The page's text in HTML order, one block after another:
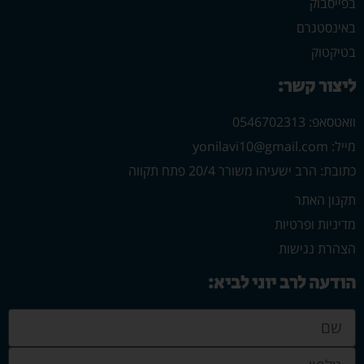
באינסטגרם
בטיקטוק
ליצור קשר:
וואטסאפ: 0546702313
מייל: yonilavi10@gmail.com
כתובת: הרב ישעיהו משורר 20/4 פתח תקווה
תקנון האתר
מדיניות ופרטיות
הצהרת נגישות
הודעה לרב יוני לביא: